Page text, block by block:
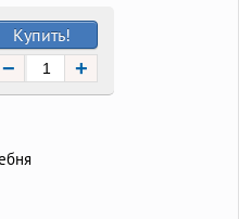
Купить!
− +